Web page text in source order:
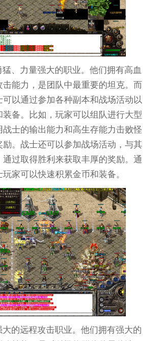
、力量强大的职业。他们拥有高血
能力，是团队中最重要的坦克。而
以通过参加各种副本和战场活动以
备。比如，玩家可以组队进行大型
战士的输出能力和高生存能力击败怪
。战士还可以参加战场活动，与其
过取得胜利来获取丰厚的奖励。通
家可以快速积累金币和装备。
的远程攻击职业。他们拥有强大的